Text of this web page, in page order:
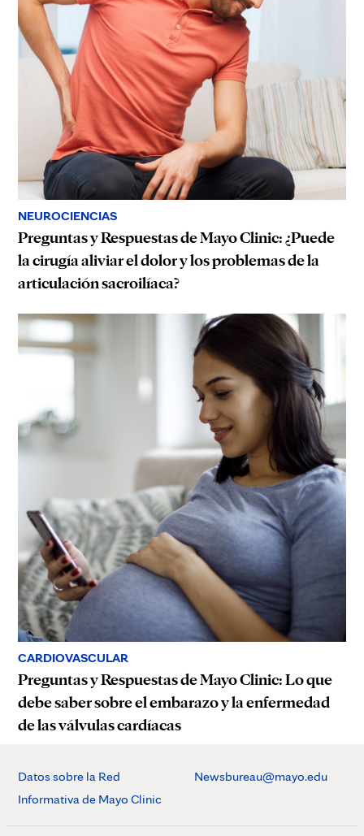
NEUROCIENCIAS
Preguntas y Respuestas de Mayo Clinic: ¿Puede
la cirugía aliviar el dolor y los problemas de la
articulación sacroilíaca?
CARDIOVASCULAR
Preguntas y Respuestas de Mayo Clinic: Lo que
debe saber sobre el embarazo y la enfermedad
de las válvulas cardíacas
Datos sobre la Red
Informativa de Mayo Clinic
Newsbureau@mayo.edu